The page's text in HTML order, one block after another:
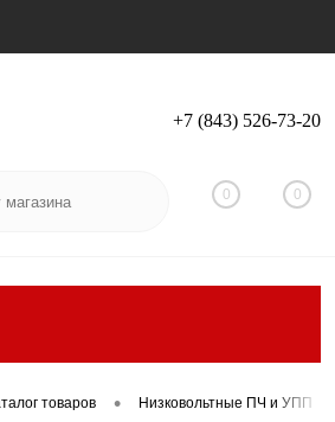
Вход Регистрация
+7 (843) 526-73-20
0 0
товаров • Низковольтные ПЧ и УПП